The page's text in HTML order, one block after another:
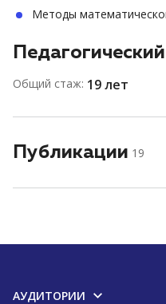
Методы
Общий стаж: 19 лет
Публикации 19
АУДИТОРИИ